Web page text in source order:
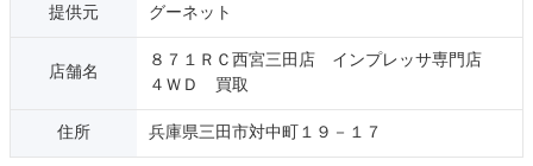
提供元 グーネット
店舗名
８７１ＲＣ西宮三田店 インプレッサ専門店
４ＷＤ 買取
住所 兵庫県三田市対中町１９－１７